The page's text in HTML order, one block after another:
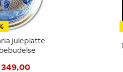
juleplatte
349,00